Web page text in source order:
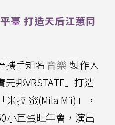
臺 打造天后江蕙同
攜手知名 音樂 製作人
邦VRSTATE」打造
拉 蜜(Mila Mii)」，
小巨蛋旺年會，演出